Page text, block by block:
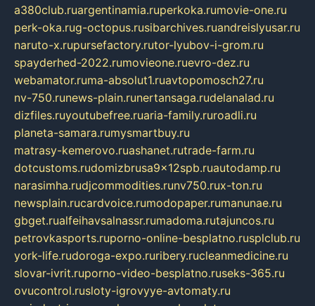
a380club.ruargentinamia.ruperkoka.rumovie-one.ru
perk-oka.rug-octopus.rusibarchives.ruandreislyusar.ru
naruto-x.rupursefactory.rutor-lyubov-i-grom.ru
spayderhed-2022.rumovieone.ruevro-dez.ru
webamator.ruma-absolut1.ruavtopomosch27.ru
nv-750.runews-plain.runertansaga.rudelanalad.ru
dizfiles.ruyoutubefree.ruaria-family.ruroadli.ru
planeta-samara.rumysmartbuy.ru
matrasy-kemerovo.ruashanet.rutrade-farm.ru
dotcustoms.rudomizbrusa9x12spb.ruautodamp.ru
narasimha.rudjcommodities.runv750.rux-ton.ru
newsplain.rucardvoice.rumodopaper.rumanunae.ru
gbget.rualfeihavsalnassr.rumadoma.rutajuncos.ru
petrovkasports.ruporno-online-besplatno.rusplclub.ru
york-life.rudoroga-expo.ruribery.rucleanmedicine.ru
slovar-ivrit.ruporno-video-besplatno.ruseks-365.ru
ovucontrol.rusloty-igrovyye-avtomaty.ru